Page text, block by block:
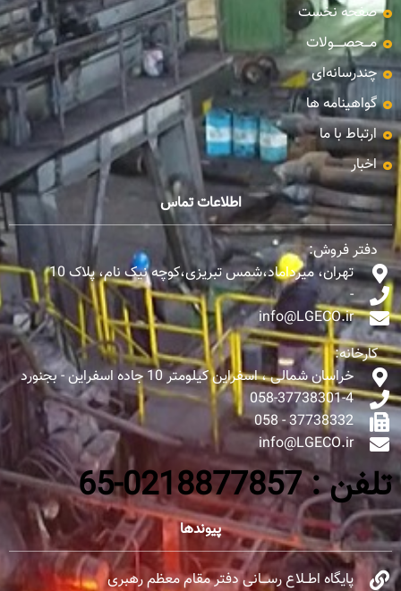
صفحه نخست
مـــحصـــــولات
چندرسانه‌ای
گواهینامه ها
ارتباط با ما
اخبار
اطلاعات تماس
دفتر فروش:
تهران، میرداماد،شمس تبریزی،کوچه نیک نام، پلاک 10
-
info@LGECO.ir
کارخانه:
خراسان شمالی ، اسفراین کیلومتر 10 جاده اسفراین - بجنورد
058-37738301-4
37738332 - 058
info@LGECO.ir
تلفن : 0218877857-65
پیوندها
پایگاه اطــلاع رســـانی دفتر مقام معظم رهبری